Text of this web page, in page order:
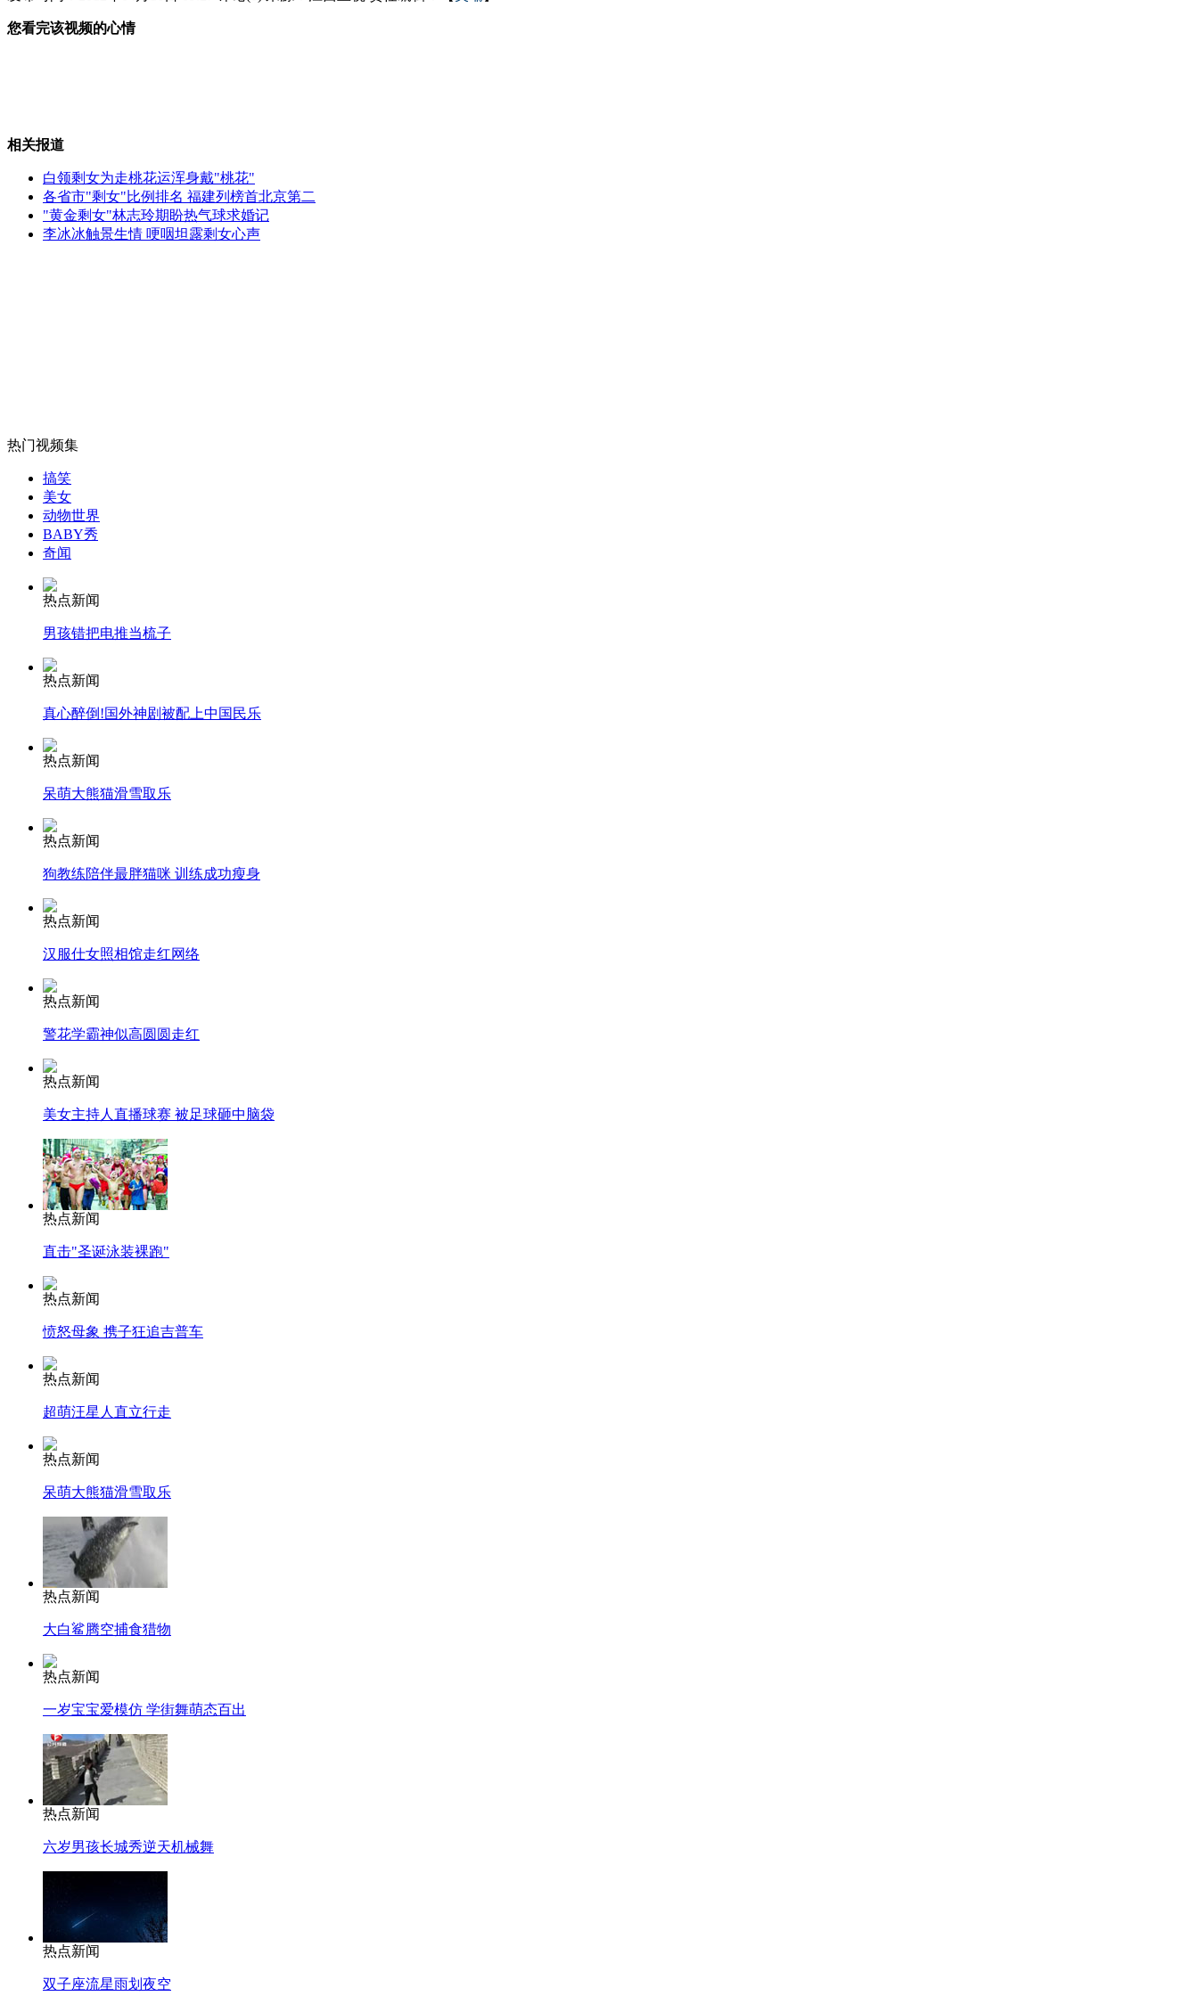
沈阳区长集体开微博 家中有事就@
实拍：工业明胶“变身”药用胶囊
女孩北京地铁殴打老人 痛下狠手拳打脚踢
无痛分娩是否安全 医生回应
外交部：反对强权政治霸凌主义
外交部：有关国家言论片面不公正
安徽一实载49人客车翻车
消防员救轻生者
司机酒驾遇交警 急速倒车逃窜
您看完该视频的心情
相关报道
白领剩女为走桃花运浑身戴"桃花"
各省市"剩女"比例排名 福建列榜首北京第二
"黄金剩女"林志玲期盼热气球求婚记
李冰冰触景生情 哽咽坦露剩女心声
热门视频集
搞笑
美女
动物世界
BABY秀
奇闻
热点新闻
男孩错把电推当梳子
热点新闻
真心醉倒!国外神剧被配上中国民乐
热点新闻
呆萌大熊猫滑雪取乐
热点新闻
狗教练陪伴最胖猫咪 训练成功瘦身
热点新闻
汉服仕女照相馆走红网络
热点新闻
警花学霸神似高圆圆走红
热点新闻
美女主持人直播球赛 被足球砸中脑袋
热点新闻
直击"圣诞泳装裸跑"
热点新闻
愤怒母象 携子狂追吉普车
热点新闻
超萌汪星人直立行走
热点新闻
呆萌大熊猫滑雪取乐
热点新闻
大白鲨腾空捕食猎物
热点新闻
一岁宝宝爱模仿 学街舞萌态百出
热点新闻
六岁男孩长城秀逆天机械舞
热点新闻
双子座流星雨划夜空